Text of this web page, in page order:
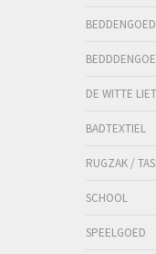
DE WITTE
BADTEXTIEL
RUGZAK /
SCHOOL
SPEELGOED